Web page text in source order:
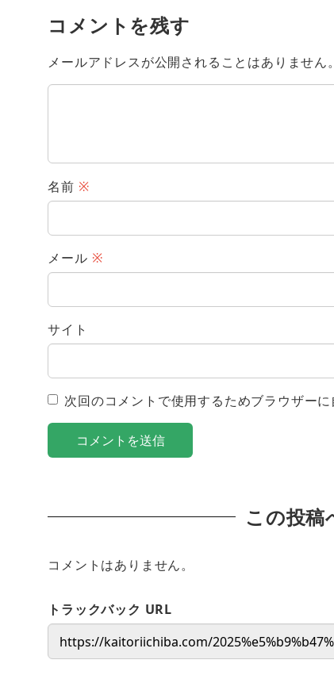
コメントを残す
メールアドレスが公開されることはありません。
名前 ※
メール ※
サイト
次回のコメントで使用するためブラウザー
この投稿
コメントはありません。
トラックバック URL